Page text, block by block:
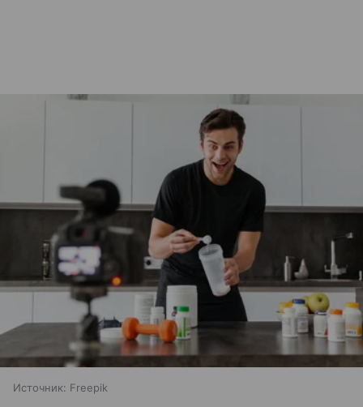
Источник: Freepik